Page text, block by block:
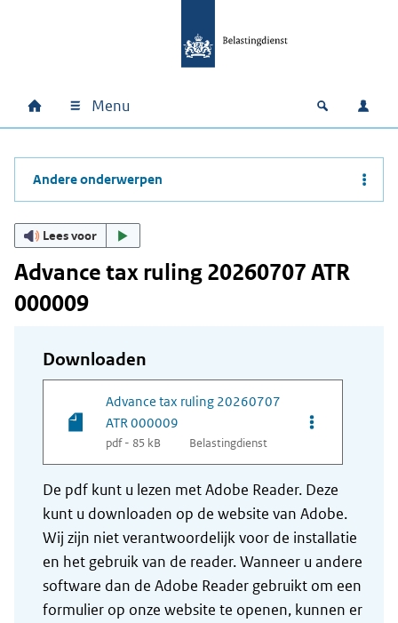
Hoofdnavigatie
Home Menu Open
Andere onderwerpen
Lees voor
Advance tax ruling 20260707 ATR
000009
Downloaden
Advance tax ruling 20260707
ATR 000009
pdf - 85 kB Belastingdienst
Opties van
De pdf kunt u lezen met Adobe Reader. Deze
kunt u downloaden op de website van Adobe.
Wij zijn niet verantwoordelijk voor de installatie
en het gebruik van de reader. Wanneer u andere
software dan de Adobe Reader gebruikt om een
formulier op onze website te openen, kunnen er